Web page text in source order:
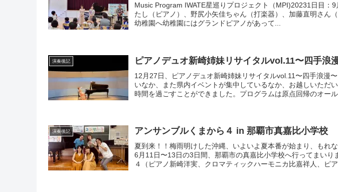
Music Program IWATE星巡りプロジェクト（MPI)20231日目：
たし（ピアノ）、野尻小矢佳ちゃん（打楽器）、加藤直明さん
幼稚園へ幼稚園にはグランドピアノがあって...
演奏後記 ピアノデュオ新崎姉妹リサイタルvol.11〜四手浪
12月27日、ピアノデュオ新崎姉妹リサイタルvol.11〜四手浪漫
いなか、また県内イベントが集中しているなか、お越しいただ
時間を過ごすことができました。プログラムは原点回帰のオール
演奏後記 アンサンブルくまから４ in 那覇市真嘉比小学校
夏到来！！梅雨明けした沖縄、いよいよ夏本番が始まり、もれ
6月11日〜13日の3日間、那覇市の真嘉比小学校へ行ってまいり
４（ピアノ新崎洋実、クロマティックハーモニカ比嘉祥人、ピ